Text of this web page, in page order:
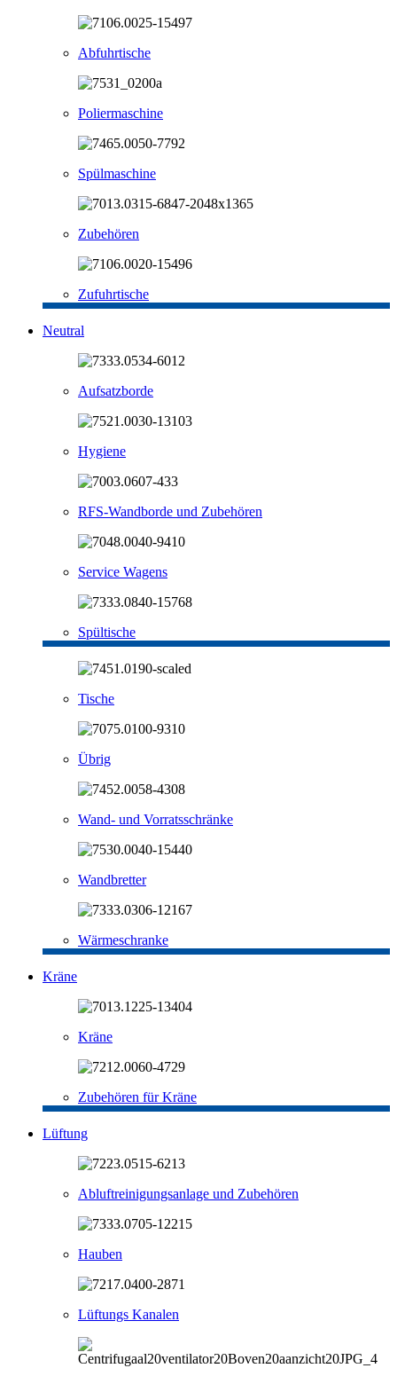
Abfuhrtische
Poliermaschine
Spülmaschine
Zubehören
Zufuhrtische
Neutral
Aufsatzborde
Hygiene
RFS-Wandborde und Zubehören
Service Wagens
Spültische
Tische
Übrig
Wand- und Vorratsschränke
Wandbretter
Wärmeschranke
Kräne
Kräne
Zubehören für Kräne
Lüftung
Abluftreinigungsanlage und Zubehören
Hauben
Lüftungs Kanalen